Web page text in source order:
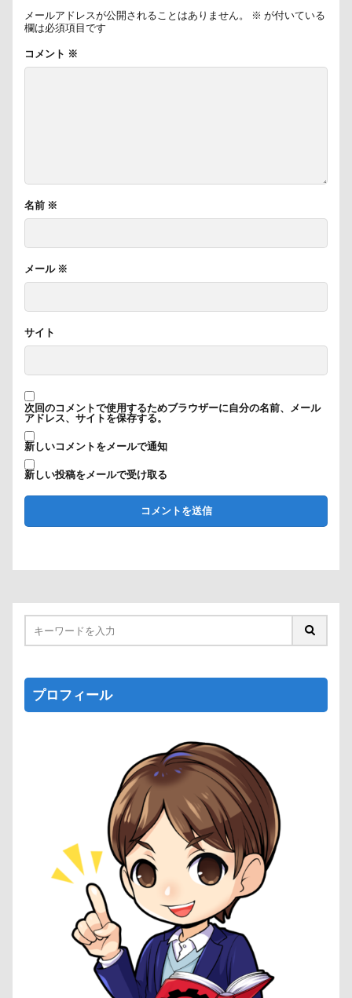
メールアドレスが公開されることはありません。 ※ が付いている
欄は必須項目です
コメント ※
名前 ※
メール ※
サイト
次回のコメントで使用するためブラウザーに自分の名前、メール
アドレス、サイトを保存する。
新しいコメントをメールで通知
新しい投稿をメールで受け取る
プロフィール